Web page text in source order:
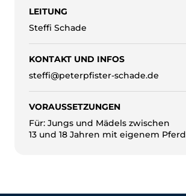
LEITUNG
Steffi Schade
KONTAKT UND INFOS
steffi@peterpfister-schade.de
VORAUSSETZUNGEN
Für: Jungs und Mädels zwischen
13 und 18 Jahren mit eigenem Pferd